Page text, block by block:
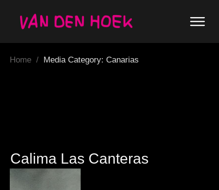
Home / Media Category: Canarias
Calima Las Canteras